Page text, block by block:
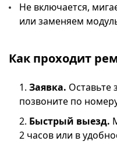
Не включается,
или заменяем
Как проходит
Заявка. Оставьте
позвоните по
Быстрый выезд.
2 часов или в